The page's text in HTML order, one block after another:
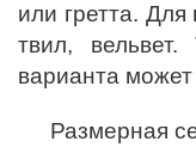
или гретта.
твил, вельвет.
варианта
Размерная